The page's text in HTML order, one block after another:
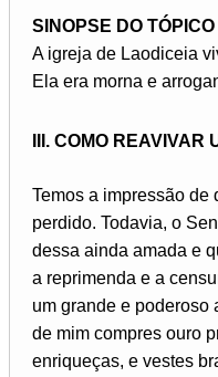
SINOPSE DO TÓPICO II
A igreja de Laodiceia
Ela era morna e
III. COMO REAVIVAR
Temos a impressão de
perdido. Todavia, o
dessa ainda amada e
a reprimenda e a
um grande e poderoso
de mim compres ouro
enriqueças, e vestes